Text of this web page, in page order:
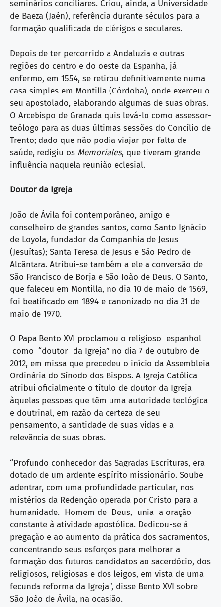
seminários conciliares. Criou, ainda, a Universidade
de Baeza (Jaén), referência durante séculos para a
formação qualificada de clérigos e seculares.
Depois de ter percorrido a Andaluzia e outras
regiões do centro e do oeste da Espanha, já
enfermo, em 1554, se retirou definitivamente numa
casa simples em Montilla (Córdoba), onde exerceu o
seu apostolado, elaborando algumas de suas obras.
O Arcebispo de Granada quis levá-lo como assessor-
teólogo para as duas últimas sessões do Concílio de
Trento; dado que não podia viajar por falta de
saúde, redigiu os Memoriales, que tiveram grande
influência naquela reunião eclesial.
Doutor da Igreja
João de Ávila foi contemporâneo, amigo e
conselheiro de grandes santos, como Santo Ignácio
de Loyola, fundador da Companhia de Jesus
(Jesuítas); Santa Teresa de Jesus e São Pedro de
Alcântara. Atribui-se também a ele a conversão de
São Francisco de Borja e São João de Deus. O Santo,
que faleceu em Montilla, no dia 10 de maio de 1569,
foi beatificado em 1894 e canonizado no dia 31 de
maio de 1970.
O Papa Bento XVI proclamou o religioso espanhol
como “doutor da Igreja” no dia 7 de outubro de
2012, em missa que precedeu o início da Assembleia
Ordinária do Sínodo dos Bispos. A Igreja Católica
atribui oficialmente o título de doutor da Igreja
àquelas pessoas que têm uma autoridade teológica
e doutrinal, em razão da certeza de seu
pensamento, a santidade de suas vidas e a
relevância de suas obras.
“Profundo conhecedor das Sagradas Escrituras, era
dotado de um ardente espírito missionário. Soube
adentrar, com uma profundidade particular, nos
mistérios da Redenção operada por Cristo para a
humanidade. Homem de Deus, unia a oração
constante à atividade apostólica. Dedicou-se à
pregação e ao aumento da prática dos sacramentos,
concentrando seus esforços para melhorar a
formação dos futuros candidatos ao sacerdócio, dos
religiosos, religiosas e dos leigos, em vista de uma
fecunda reforma da Igreja”, disse Bento XVI sobre
São João de Ávila, na ocasião.